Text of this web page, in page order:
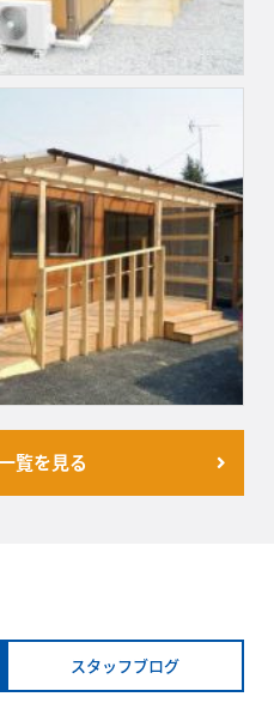
覧を見る
スタッフブログ